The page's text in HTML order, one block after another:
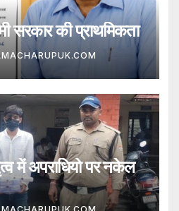
सरकार की प्राथमिकता
में अपराधियो पर नकेल